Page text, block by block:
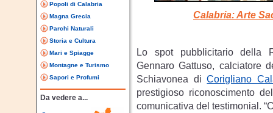
Popoli di Calabria
Magna Grecia
Parchi Naturali
Storia e Cultura
Mari e Spiagge
Montagne e Turismo
Sapori e Profumi
Da vedere a...
Calabria: Arte
Lo spot pubblicitario della
Gennaro Gattuso, calciatore
Schiavonea diCorigliano
prestigioso riconoscimento
comunicativa del testimonial.